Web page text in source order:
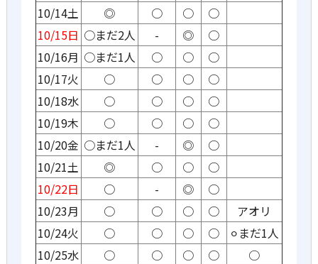
10/14土
◎ ○ ○
○
10/15日 ○まだ2人 - ◎
○
10/16月 ○まだ1人 ○ ○
○
10/17火
○ ○ ○
○
10/18水
○ ○ ○
○
10/19木
○ ○ ○
○
10/20金 ○まだ1人 - ◎
○
10/21土
◎ ○ ○
○
10/22日
○ - ◎
○
10/23月
○ ○ ○ ○
アオリ
10/24火
○ ○ ○ ○
⚪︎まだ1人
10/25水
○ ○ ○ ○
○